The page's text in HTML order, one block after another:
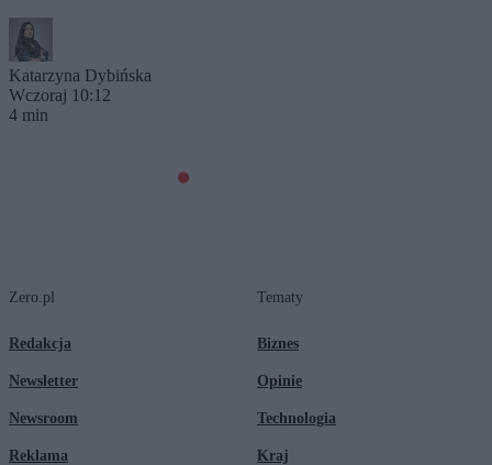
Katarzyna Dybińska
Wczoraj 10:12
4 min
Zero.pl
Redakcja
Newsletter
Newsroom
Reklama
Tematy
Biznes
Opinie
Technologia
Kraj